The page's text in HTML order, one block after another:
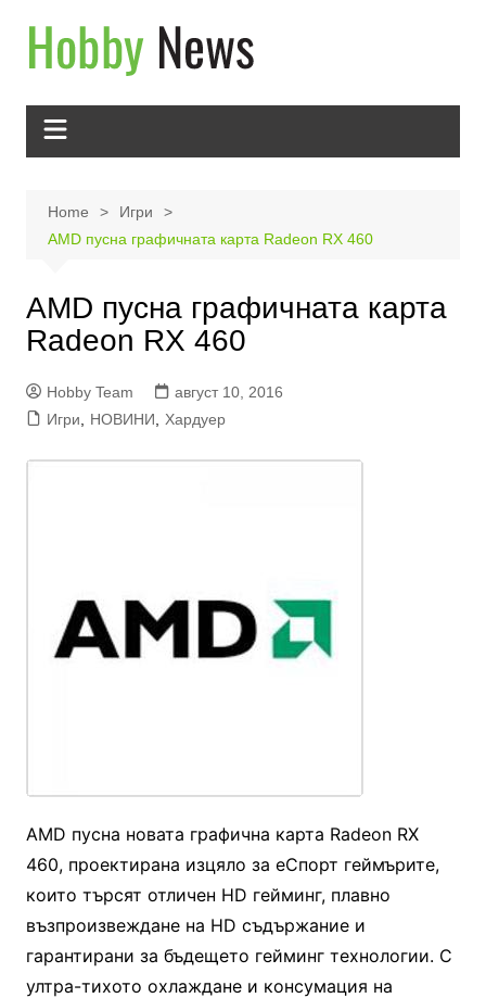
content
Home
Игри
AMD пусна графичната карта Radeon RX 460
AMD пусна графичната карта
Radeon RX 460
Hobby Team
август 10, 2016
Игри
НОВИНИ Хардуер
AMD пусна новата графична карта Radeon RX
460, проектирана изцяло за еСпорт геймърите,
които търсят отличен HD гейминг, плавно
възпроизвеждане на HD съдържание и
гарантирани за бъдещето гейминг технологии. С
ултра-тихото охлаждане и консумация на